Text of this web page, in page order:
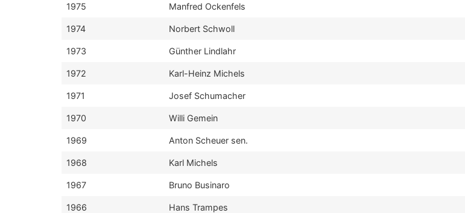
1975 Manfred Ockenfels
1974 Norbert Schwoll
1973 Günther Lindlahr
1972 Karl-Heinz Michels
1971 Josef Schumacher
1970 Willi Gemein
1969 Anton Scheuer sen.
1968 Karl Michels
1967 Bruno Businaro
1966 Hans Trampes